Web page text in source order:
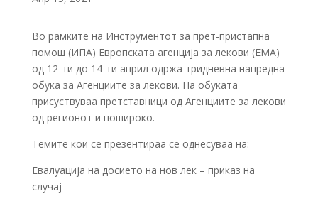
Во рамките на Инструментот за прет-пристапна
помош (ИПА) Европската агенција за лекови (ЕМА)
од 12-ти до 14-ти април одржа тридневна напредна
обука за Агенциите за лекови. На обуката
присуствуваа претставници од Агенциите за лекови
од регионот и пошироко.
Темите кои се презентираа се однесуваа на:
Евалуација на досието на нов лек – приказ на
случај